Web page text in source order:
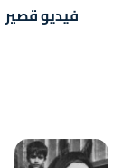
فيديو قصير